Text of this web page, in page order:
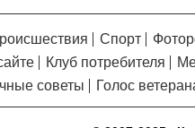
раньше срока
5.08.2026 13:47
вошла в число лидеров
Спорт
Клуб потребителя
советы
Голос